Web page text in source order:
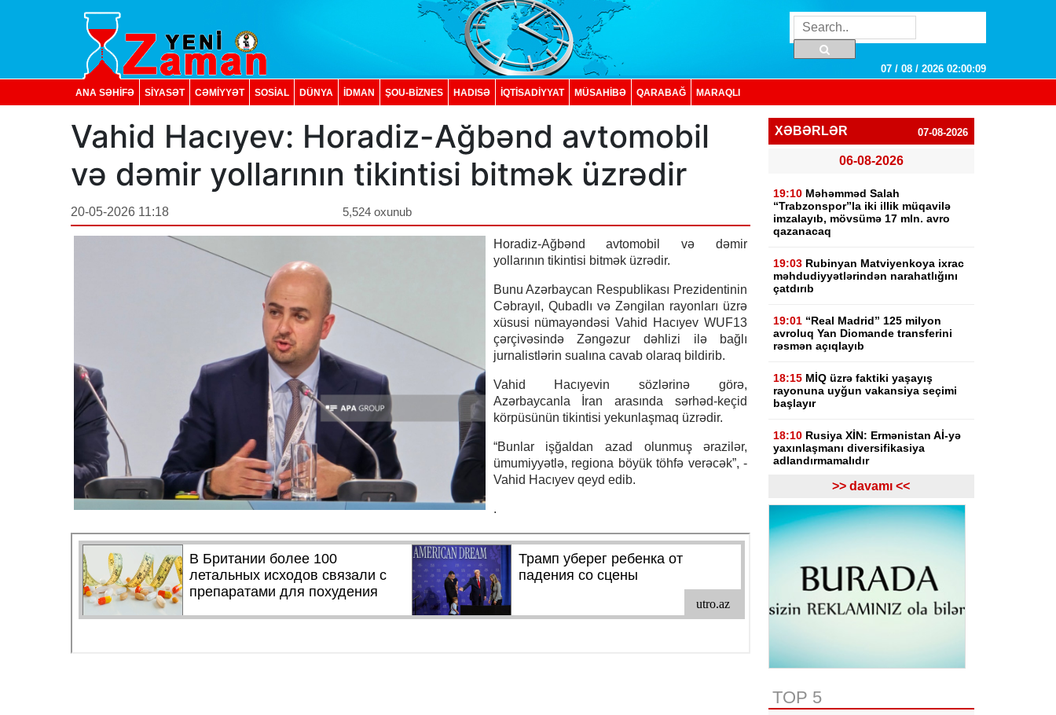
07 / 08 / 2026 02:00:10
ANA SƏHİFƏ SİYASƏT CƏMİYYƏT SOSIAL DÜNYA İDMAN ŞOU-BİZNES HADISƏ İQTISADIYYAT MÜSAHİBƏ QARABAĞ MARAQLI
Vahid Hacıyev: Horadiz-Ağbənd avtomobil
və dəmir yollarının tikintisi bitmək üzrədir
20-05-2026 11:18 5,524 oxunub
Horadiz-Ağbənd avtomobil və dəmir
yollarının tikintisi bitmək üzrədir.
Bunu Azərbaycan Respublikası Prezidentinin
Cəbrayıl, Qubadlı və Zəngilan rayonları üzrə
xüsusi nümayəndəsi Vahid Hacıyev WUF13
çərçivəsində Zəngəzur dəhlizi ilə bağlı
jurnalistlərin sualına cavab olaraq bildirib.
Vahid Hacıyevin sözlərinə görə,
Azərbaycanla İran arasında sərhəd-keçid
körpüsünün tikintisi yekunlaşmaq üzrədir.
“Bunlar işğaldan azad olunmuş ərazilər,
ümumiyyətlə, regiona böyük töhfə verəcək”, -
Vahid Hacıyev qeyd edib.
.
XƏBƏRLƏR 07-08-2026
06-08-2026
19:10 Məhəmməd Salah
“Trabzonspor”la iki illik müqavilə
imzalayıb, mövsümə 17 mln. avro
qazanacaq
19:03 Rubinyan Matviyenkoya ixrac
məhdudiyyətlərindən narahatlığını
çatdırıb
19:01 “Real Madrid” 125 milyon
avroluq Yan Diomande transferini
rəsmən açıqlayıb
18:15 MİQ üzrə faktiki yaşayış
rayonuna uyğun vakansiya seçimi
başlayır
18:10 Rusiya XİN: Ermənistan Aİ-yə
yaxınlaşmanı diversifikasiya
adlandırmamalıdır
Rasim İldırımzadə, Zaur
Mirzəzadə və Qoşqar Məmmədovun
apellyasiya şikayəti üzrə məhkəmə
başlayıb
azərbaycanlı sürücülərin gömrükdə
saxlanılması məsələsini araşdırır
çırpılıb, ölən və xəsarət alanlar var -
FOTO
>> davamı <<
TOP 5